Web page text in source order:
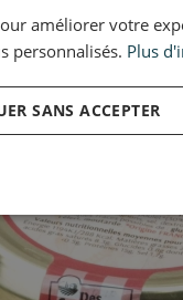
améliorer votre
personnalisés. Plus
SANS ACCEPTER